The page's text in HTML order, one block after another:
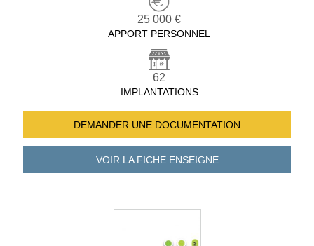
25 000 €
APPORT PERSONNEL
62
IMPLANTATIONS
DEMANDER UNE DOCUMENTATION
VOIR LA FICHEENSEIGNE